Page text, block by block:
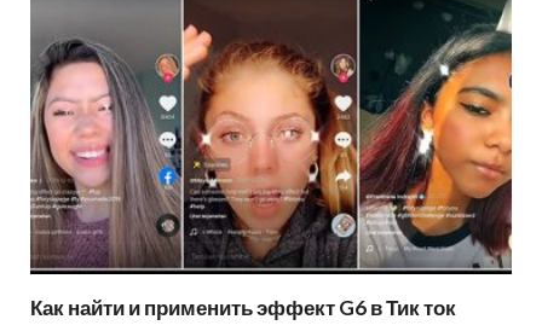
Как найти и применить эффект G6 в Тик ток